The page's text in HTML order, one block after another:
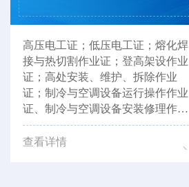
高压电工证；低压电工证；熔化焊
接与热切割作业证；登高架设作业
证；高处安装、维护、拆除作业
证；制冷与空调设备运行操作作业
证、制冷与空调设备安装修理作业
证等。以上证书，湖北省思特职业
培训学校均可报考。
查看详情